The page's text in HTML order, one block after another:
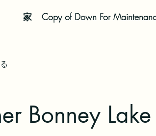
家 Copy of Down For
Bonney